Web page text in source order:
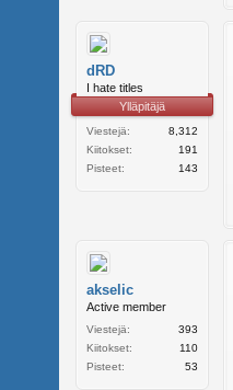
dRD
I hate titles
Ylläpitäjä
Viestejä:
8,312
Kiitokset:
191
Pisteet:
143
akselic
Active member
Viestejä:
393
Kiitokset:
110
Pisteet:
53